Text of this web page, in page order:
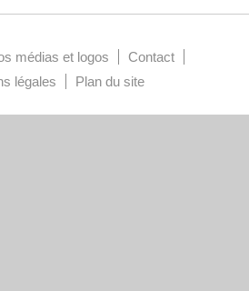
médias et logos
Contact
légales
Plan du site